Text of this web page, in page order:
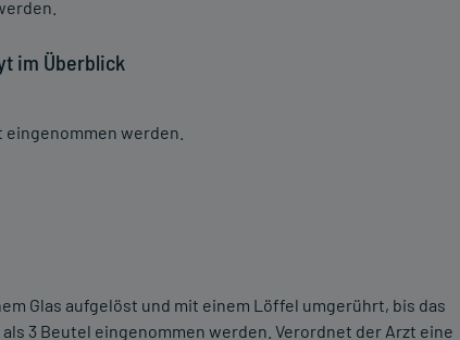
im Überblick
werden.
Glas aufgelöst und mit einem Löffel umgerührt, bis das
3 Beutel eingenommen werden. Verordnet der Arzt eine